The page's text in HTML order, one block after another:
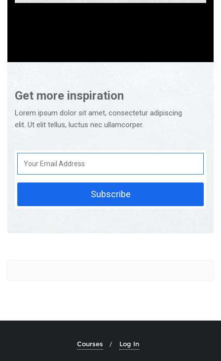
Get more inspiration
Lorem ipsum dolor sit amet, consectetur adipiscing
elit. Ut elit tellus, luctus nec ullamcorper.
Subscribe
Courses Log In